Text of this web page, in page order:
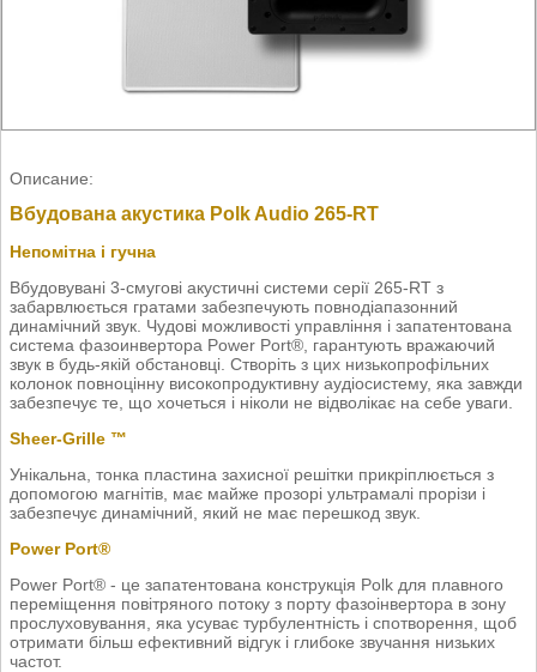
Описание:
Вбудована акустика Polk Audio 265-RT
Непомітна і гучна
Вбудовувані 3-смугові акустичні системи серії 265-RT з
забарвлюється гратами забезпечують повнодіапазонний
динамічний звук. Чудові можливості управління і запатентована
система фазоинвертора Power Port®, гарантують вражаючий
звук в будь-якій обстановці. Створіть з цих низькопрофільних
колонок повноцінну високопродуктивну аудіосистему, яка завжди
забезпечує те, що хочеться і ніколи не відволікає на себе уваги.
Sheer-Grille ™
Унікальна, тонка пластина захисної решітки прикріплюється з
допомогою магнітів, має майже прозорі ультрамалі прорізи і
забезпечує динамічний, який не має перешкод звук.
Power Port®
Power Port® - це запатентована конструкція Polk для плавного
переміщення повітряного потоку з порту фазоінвертора в зону
прослуховування, яка усуває турбулентність і спотворення, щоб
отримати більш ефективний відгук і глибоке звучання низьких
частот.